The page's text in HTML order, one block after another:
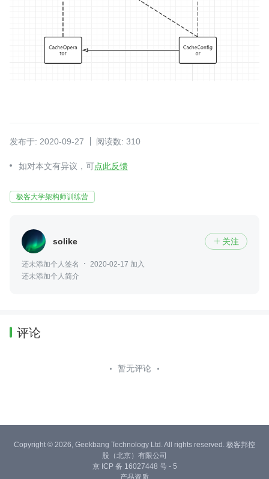
发布于: 2020-09-27 阅读数: 310
如对本文有异议，可点此反馈
极客大学架构师训练营
solike  关注
还未添加个人签名
2020-02-17 加入
还未添加个人简介
评论
暂无评论
Copyright © 2026, Geekbang Technology Ltd. All rights reserved. 极客邦控
股（北京）有限公司
京 ICP 备 16027448 号 - 5
产品资质